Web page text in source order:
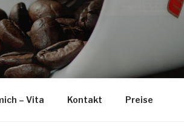
– Vita Kontakt Preise